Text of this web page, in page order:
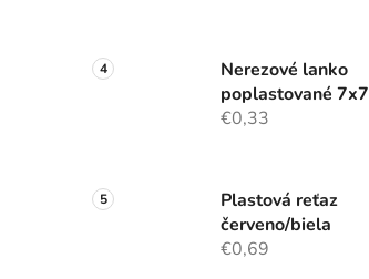
Nerezové lanko
poplastované 7x7
€0,33
Plastová reťaz
červeno/biela
€0,69